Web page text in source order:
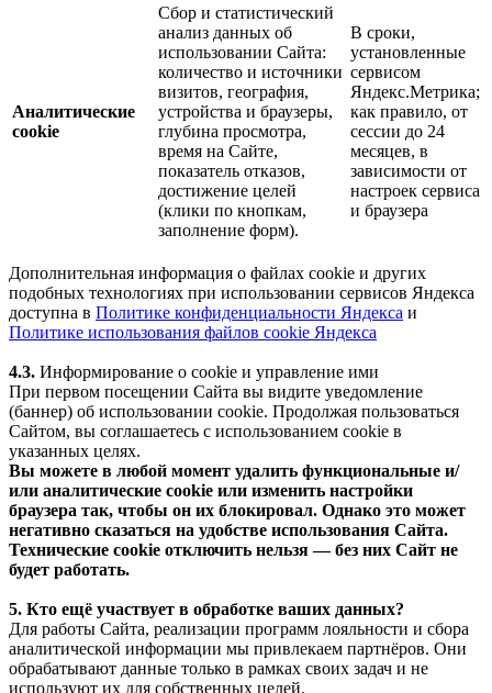
Аналитические
cookie
Сбор и статистический
анализ данных об
использовании Сайта:
количество и источники
визитов, география,
устройства и браузеры,
глубина просмотра,
время на Сайте,
показатель отказов,
достижение целей
(клики по кнопкам,
заполнение форм).
В сроки,
установленные
сервисом
Яндекс.Метрика;
как правило, от
сессии до 24
месяцев, в
зависимости от
настроек сервиса
и браузера
Дополнительная информация о файлах cookie и других
подобных технологиях при использовании сервисов Яндекса
доступна в Политике конфиденциальности Яндекса и
Политике использования файлов cookie Яндекса
4.3. Информирование о cookie и управление ими
При первом посещении Сайта вы видите уведомление
(баннер) об использовании cookie. Продолжая пользоваться
Сайтом, вы соглашаетесь с использованием cookie в
указанных целях.
Вы можете в любой момент удалить функциональные и/
или аналитические cookie или изменить настройки
браузера так, чтобы он их блокировал. Однако это может
негативно сказаться на удобстве использования Сайта.
Технические cookie отключить нельзя — без них Сайт не
будет работать.
5. Кто ещё участвует в обработке ваших данных?
Для работы Сайта, реализации программ лояльности и сбора
аналитической информации мы привлекаем партнёров. Они
обрабатывают данные только в рамках своих задач и не
используют их для собственных целей.